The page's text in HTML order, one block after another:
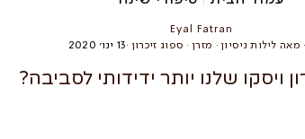
Eyal Fatran
· מאה לילות ניסיון· מזרן· ספוג זיכרון ·13 ינו׳ 2020
ויסקו שלנו יותר ידידותי לסביבה?